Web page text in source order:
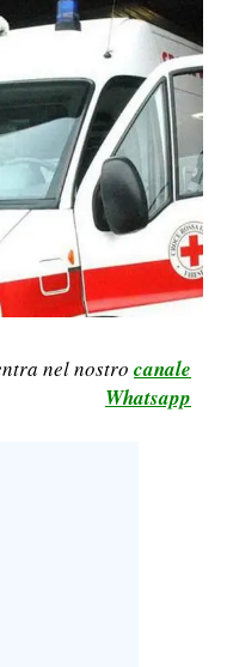
nel nostro canale
Whatsapp